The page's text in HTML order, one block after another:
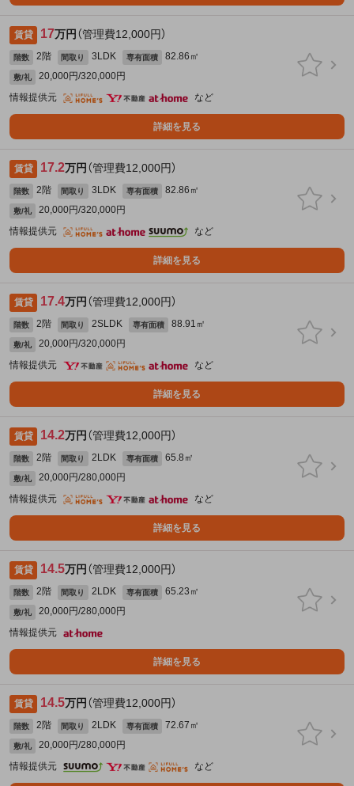
賃貸 17万円 （管理費12,000円）
階数 2階 間取り 3LDK 専有面積 82.86㎡
敷/礼
20,000円/320,000円
情報提供元
など
詳細を見る
賃貸 17.2万円 （管理費12,000円）
階数 2階 間取り 3LDK 専有面積 82.86㎡
敷/礼
20,000円/320,000円
情報提供元
など
詳細を見る
賃貸 17.4万円 （管理費12,000円）
階数 2階 間取り 2SLDK 専有面積 88.91㎡
敷/礼
20,000円/320,000円
情報提供元
など
詳細を見る
賃貸 14.2万円 （管理費12,000円）
階数 2階 間取り 2LDK 専有面積 65.8㎡
敷/礼
20,000円/280,000円
情報提供元
など
詳細を見る
賃貸 14.5万円 （管理費12,000円）
階数 2階 間取り 2LDK 専有面積 65.23㎡
敷/礼
20,000円/280,000円
情報提供元
詳細を見る
賃貸 14.5万円 （管理費12,000円）
階数 2階 間取り 2LDK 専有面積 72.67㎡
敷/礼
20,000円/280,000円
情報提供元
など